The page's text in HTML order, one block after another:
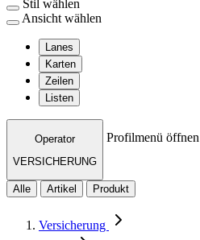
Stil wählen
Ansicht wählen
Lanes
Karten
Zeilen
Listen
Operator
VERSICHERUNG
Profilmenü öffnen
Alle Artikel Produkt
Versicherung